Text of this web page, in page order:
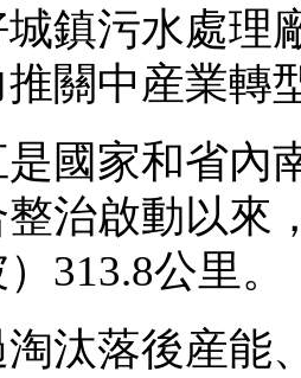
鎮污水處理
關中産業轉
家和省內南
治啟動以來
313.8公里。
落後産能、